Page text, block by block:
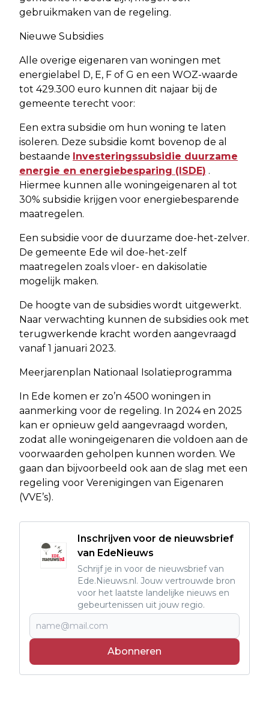
gebruikmaken van de regeling.
Nieuwe Subsidies
Alle overige eigenaren van woningen met
energielabel D, E, F of G en een WOZ-waarde
tot 429.300 euro kunnen dit najaar bij de
gemeente terecht voor:
Een extra subsidie om hun woning te laten
isoleren. Deze subsidie komt bovenop de al
bestaande Investeringssubsidie duurzame
energie en energiebesparing (ISDE) .
Hiermee kunnen alle woningeigenaren al tot
30% subsidie krijgen voor energiebesparende
maatregelen.
Een subsidie voor de duurzame doe-het-zelver.
De gemeente Ede wil doe-het-zelf
maatregelen zoals vloer- en dakisolatie
mogelijk maken.
De hoogte van de subsidies wordt uitgewerkt.
Naar verwachting kunnen de subsidies ook met
terugwerkende kracht worden aangevraagd
vanaf 1 januari 2023.
Meerjarenplan Nationaal Isolatieprogramma
In Ede komen er zo’n 4500 woningen in
aanmerking voor de regeling. In 2024 en 2025
kan er opnieuw geld aangevraagd worden,
zodat alle woningeigenaren die voldoen aan de
voorwaarden geholpen kunnen worden. We
gaan dan bijvoorbeeld ook aan de slag met een
regeling voor Verenigingen van Eigenaren
(VVE’s).
Inschrijven voor de nieuwsbrief
van EdeNieuws
Schrijf je in voor de nieuwsbrief van
Ede.Nieuws.nl. Jouw vertrouwde bron
voor het laatste landelijke nieuws en
gebeurtenissen uit jouw regio.
Abonneren